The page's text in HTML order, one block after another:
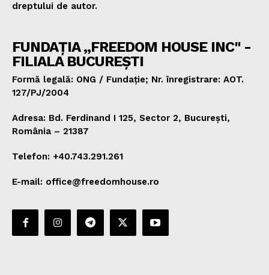
dreptului de autor.
FUNDAȚIA „FREEDOM HOUSE INC" -
FILIALA BUCUREȘTI
Formă legală: ONG / Fundație; Nr. înregistrare: AOT.
127/PJ/2004
Adresa: Bd. Ferdinand I 125, Sector 2, București,
România – 21387
Telefon: +40.743.291.261
E-mail: office@freedomhouse.ro